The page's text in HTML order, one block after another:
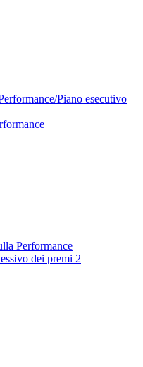
Piano esecutivo
Performance
dei premi 2